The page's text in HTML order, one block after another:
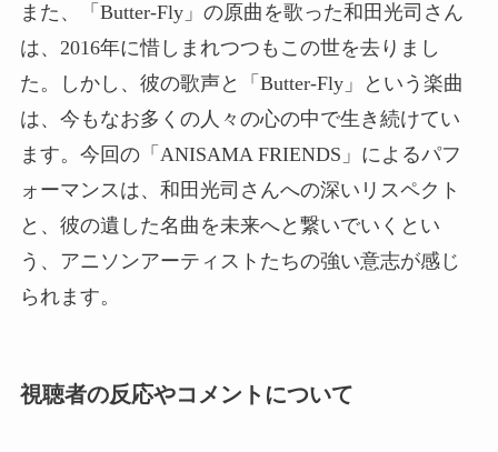
また、「Butter-Fly」の原曲を歌った和田光司さん
は、2016年に惜しまれつつもこの世を去りまし
た。しかし、彼の歌声と「Butter-Fly」という楽曲
は、今もなお多くの人々の心の中で生き続けてい
ます。今回の「ANISAMA FRIENDS」によるパフ
ォーマンスは、和田光司さんへの深いリスペクト
と、彼の遺した名曲を未来へと繋いでいくとい
う、アニソンアーティストたちの強い意志が感じ
られます。
視聴者の反応やコメントについて